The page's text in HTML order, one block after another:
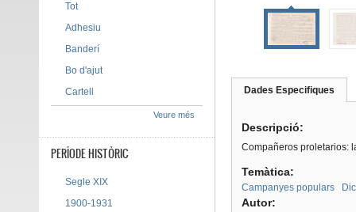
Dades Especifiques
Descripció:
Compañeros proletarios:
Temàtica:
Campanyes populars
Autor:
Tot
Adhesiu
Banderí
Bo d'ajut
Cartell
Veure més
PERÍODE HISTÒRIC
Segle XIX
1900-1931